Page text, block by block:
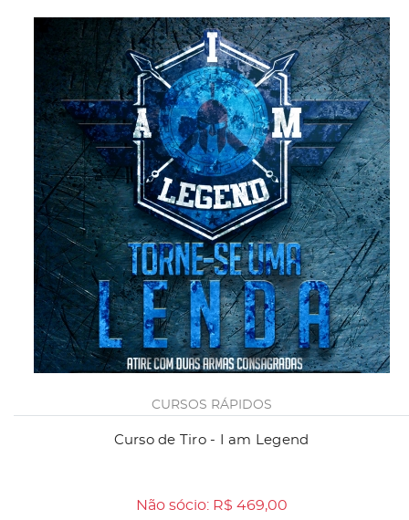
CURSOS RÁPIDOS
Curso de Tiro - I am Legend
Não sócio: R$ 469,00